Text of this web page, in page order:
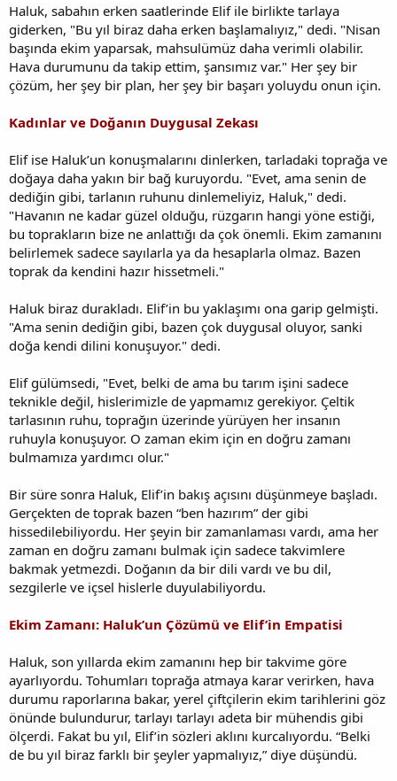
Haluk, sabahın erken saatlerinde Elif ile birlikte tarlaya
giderken, "Bu yıl biraz daha erken başlamalıyız," dedi. "Nisan
başında ekim yaparsak, mahsulümüz daha verimli olabilir.
Hava durumunu da takip ettim, şansımız var." Her şey bir
çözüm, her şey bir plan, her şey bir başarı yoluydu onun için.
Kadınlar ve Doğanın Duygusal Zekası
Elif ise Haluk’un konuşmalarını dinlerken, tarladaki toprağa ve
doğaya daha yakın bir bağ kuruyordu. "Evet, ama senin de
dediğin gibi, tarlanın ruhunu dinlemeliyiz, Haluk," dedi.
"Havanın ne kadar güzel olduğu, rüzgarın hangi yöne estiği,
bu toprakların bize ne anlattığı da çok önemli. Ekim zamanını
belirlemek sadece sayılarla ya da hesaplarla olmaz. Bazen
toprak da kendini hazır hissetmeli."
Haluk biraz durakladı. Elif’in bu yaklaşımı ona garip gelmişti.
"Ama senin dediğin gibi, bazen çok duygusal oluyor, sanki
doğa kendi dilini konuşuyor." dedi.
Elif gülümsedi, "Evet, belki de ama bu tarım işini sadece
teknikle değil, hislerimizle de yapmamız gerekiyor. Çeltik
tarlasının ruhu, toprağın üzerinde yürüyen her insanın
ruhuyla konuşuyor. O zaman ekim için en doğru zamanı
bulmamıza yardımcı olur."
Bir süre sonra Haluk, Elif’in bakış açısını düşünmeye başladı.
Gerçekten de toprak bazen “ben hazırım” der gibi
hissedilebiliyordu. Her şeyin bir zamanlaması vardı, ama her
zaman en doğru zamanı bulmak için sadece takvimlere
bakmak yetmezdi. Doğanın da bir dili vardı ve bu dil,
sezgilerle ve içsel hislerle duyulabiliyordu.
Ekim Zamanı: Haluk’un Çözümü ve Elif’in Empatisi
Haluk, son yıllarda ekim zamanını hep bir takvime göre
ayarlıyordu. Tohumları toprağa atmaya karar verirken, hava
durumu raporlarına bakar, yerel çiftçilerin ekim tarihlerini göz
önünde bulundurur, tarlayı tarlayı adeta bir mühendis gibi
ölçerdi. Fakat bu yıl, Elif’in sözleri aklını kurcalıyordu. “Belki
de bu yıl biraz farklı bir şeyler yapmalıyız,” diye düşündü.